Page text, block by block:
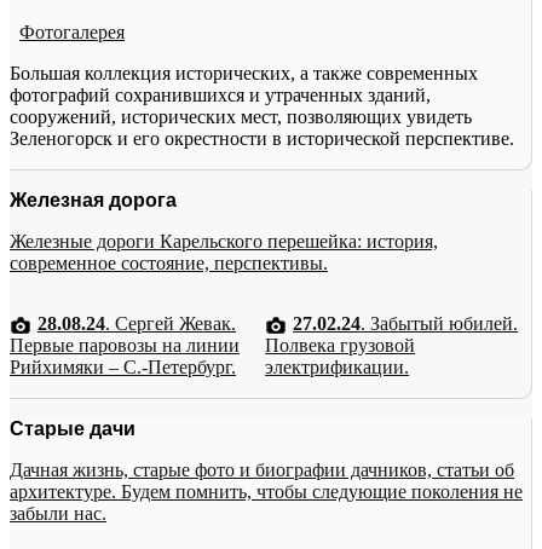
Фотогалерея
Большая коллекция исторических, а также современных
фотографий сохранившихся и утраченных зданий,
сооружений, исторических мест, позволяющих увидеть
Зеленогорск и его окрестности в исторической перспективе.
Железная дорога
Железные дороги Карельского перешейка: история,
современное состояние, перспективы.
28.08.24. Сергей Жевак.
Первые паровозы на линии
Рийхимяки – С.-Петербург.
27.02.24. Забытый юбилей.
Полвека грузовой
электрификации.
Старые дачи
Дачная жизнь, старые фото и биографии дачников, статьи об
архитектуре. Будем помнить, чтобы следующие поколения не
забыли нас.